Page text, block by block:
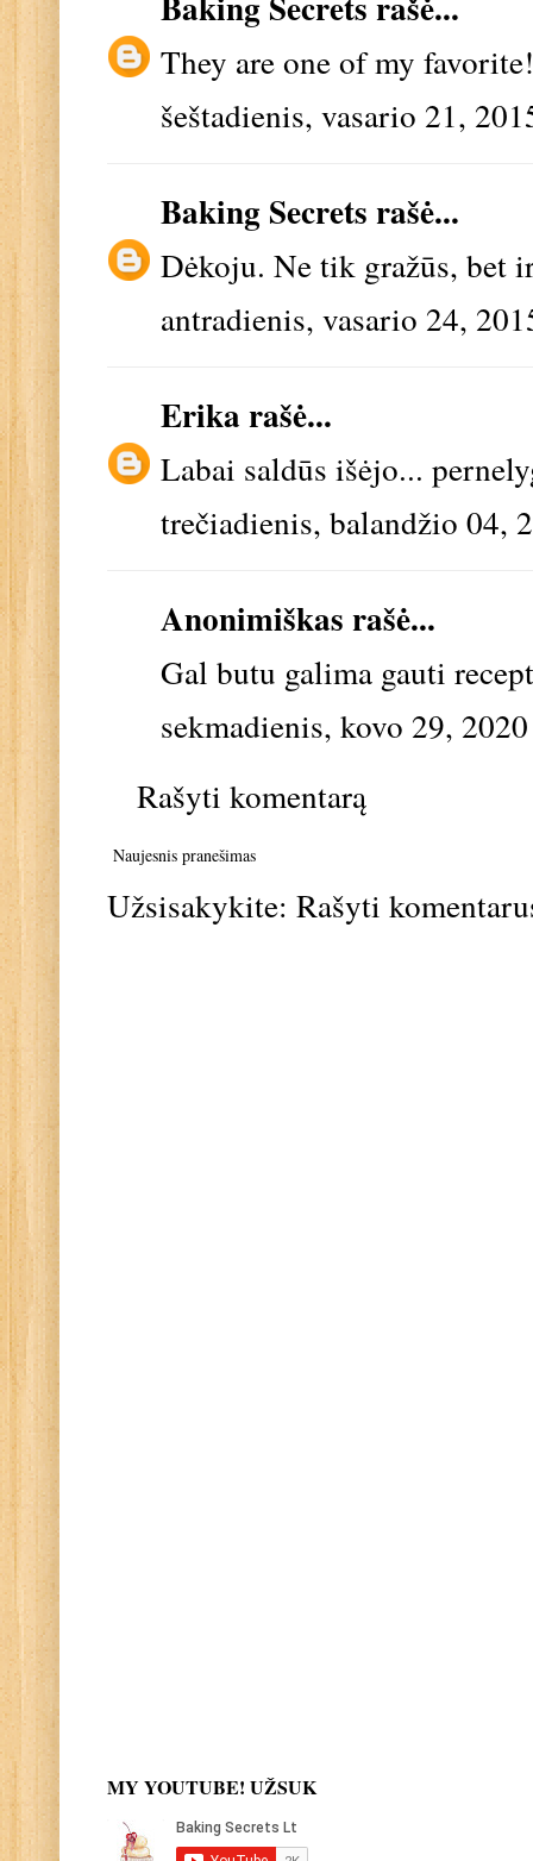
They are one of my
šeštadienis, vasario 21,
Baking Secrets rašė...
Dėkoju. Ne tik gražūs, bet
antradienis, vasario 24,
Erika rašė...
Labai saldūs išėjo...
trečiadienis, balandžio 04,
Anonimiškas rašė...
Gal butu galima gauti
sekmadienis, kovo 29, 2020
Rašyti komentarą
Naujesnis pranešimas
Užsisakykite: Rašyti
MY YOUTUBE! UŽSUK